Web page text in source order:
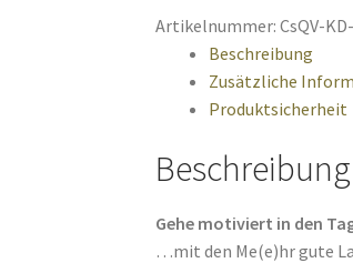
Artikelnummer:CsQV-
Beschreibung
Zusätzliche
Produktsicherheit
Beschreibung
Gehe motiviert in den
…mit den Me(e)hr gute